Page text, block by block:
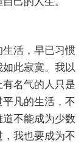
活，早已习惯
此寂寞。我以
名气的人只是
凡的生活，不
不能成为少数
我也要成为不